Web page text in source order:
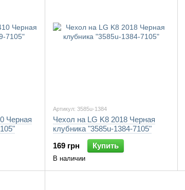
Черная
Артикул: 3585u-1384
Чехол на LG K8 2018 Черная
клубника "3585u-1384-7105"
169 грн
Купить
В наличии